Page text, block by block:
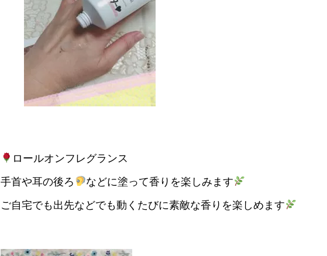
ロールオンフレグランス
手首や耳の後ろ
などに塗って香りを楽しみます
ご自宅でも出先などでも動くたびに素敵な香りを楽しめます